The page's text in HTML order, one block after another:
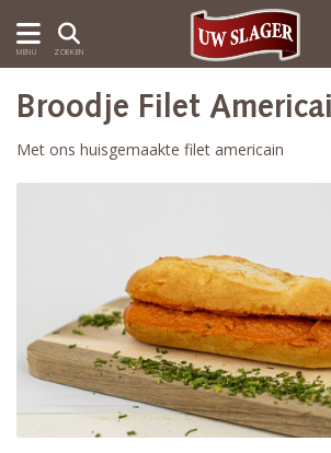
MENU ZOEKEN
Broodje Filet
Met ons huisgemaakte filet americain